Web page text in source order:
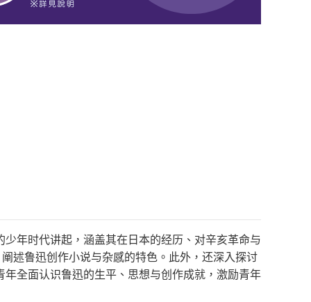
年时代讲起，涵盖其在日本的经历、对辛亥革命与
述鲁迅创作小说与杂感的特色。此外，还深入探讨
全面认识鲁迅的生平、思想与创作成就，激励青年